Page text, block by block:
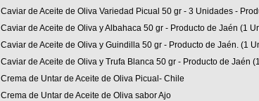
Caviar de Aceite de Oliva Variedad Picual 50 gr - 3 Unidades -
Caviar de Aceite de Oliva y Albahaca 50 gr - Producto de Jaén (1
Caviar de Aceite de Oliva y Guindilla 50 gr - Producto de Jaén. (1
Caviar de Aceite de Oliva y Trufa Blanca 50 gr - Producto de Jaén
Crema de Untar de Aceite de Oliva Picual- Chile
Crema de Untar de Aceite de Oliva sabor Ajo